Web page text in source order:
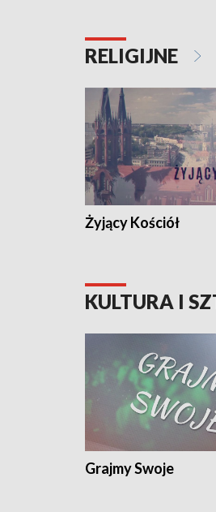
RELIGIJNE
Żyjący Kościół
KULTURA I
Grajmy Swoje